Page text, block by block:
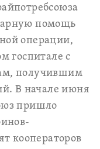
помощь
операции,
госпитале с
получившим
В начале июня
пришло
кооператоров